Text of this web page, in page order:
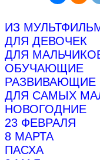
ИЗ
ДЛЯ ДЕВОЧЕК
ДЛЯ
ОБУЧАЮЩИЕ
РАЗВИВАЮЩИЕ
ДЛЯ САМЫХ
НОВОГОДНИЕ
23 ФЕВРАЛЯ
8 МАРТА
ПАСХА